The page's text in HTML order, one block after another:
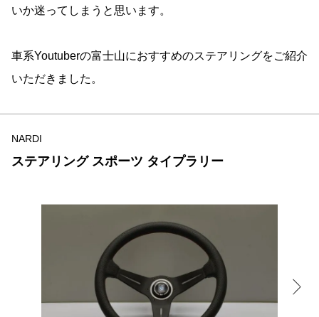
いか迷ってしまうと思います。
車系Youtuberの富士山におすすめのステアリングをご紹介
いただきました。
NARDI
ステアリング スポーツ タイプラリー